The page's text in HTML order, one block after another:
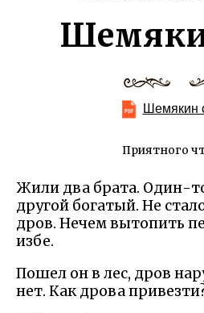
Шемякин
Приятного
Жили два брата. Один-
другой богатый. Не
дров. Нечем вытопить
избе.
Пошел он в лес, дров
нет. Как дрова